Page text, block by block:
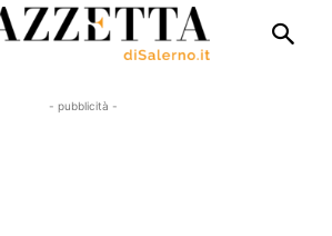
- pubblicità -